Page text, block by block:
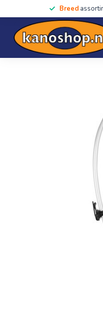
Breed
SALE!!
Home PFD Hydration